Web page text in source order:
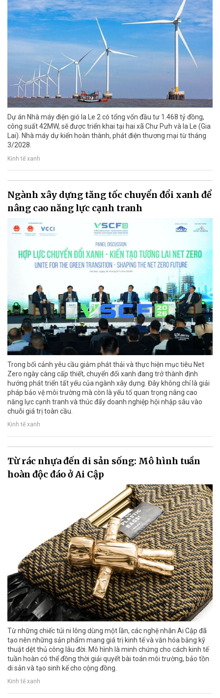
Dự án Nhà máy điện gió Ia Le 2 có tổng vốn đầu tư 1.468 tỷ đồng,
công suất 42MW, sẽ được triển khai tại hai xã Chư Pưh và Ia Le (Gia
Lai). Nhà máy dự kiến hoàn thành, phát điện thương mại từ tháng
3/2028.
Kinh tế xanh
Ngành xây dựng tăng tốc chuyển đổi xanh để
nâng cao năng lực cạnh tranh
Trong bối cảnh yêu cầu giảm phát thải và thực hiện mục tiêu Net
Zero ngày càng cấp thiết, chuyển đổi xanh đang trở thành định
hướng phát triển tất yếu của ngành xây dựng. Đây không chỉ là giải
pháp bảo vệ môi trường mà còn là yếu tố quan trọng nâng cao
năng lực cạnh tranh và thúc đẩy doanh nghiệp hội nhập sâu vào
chuỗi giá trị toàn cầu.
Kinh tế xanh
Từ rác nhựa đến di sản sống: Mô hình tuần
hoàn độc đáo ở Ai Cập
Từ những chiếc túi ni lông dùng một lần, các nghệ nhân Ai Cập đã
tạo nên những sản phẩm mang giá trị kinh tế và văn hóa bằng kỹ
thuật dệt thủ công lâu đời. Mô hình là minh chứng cho cách kinh tế
tuần hoàn có thể đồng thời giải quyết bài toán môi trường, bảo tồn
di sản và tạo sinh kế cho cộng đồng.
Kinh tế xanh